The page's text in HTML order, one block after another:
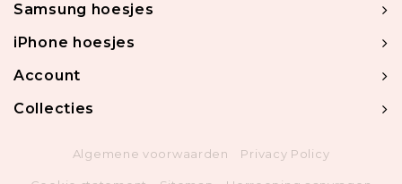
Samsung hoesjes
iPhone hoesjes
Account
Collecties
Algemene voorwaarden Privacy Policy